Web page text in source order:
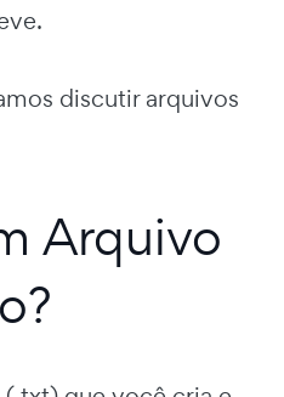
discutir arquivos
Arquivo